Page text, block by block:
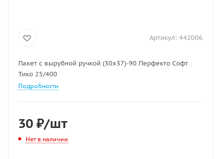
Артикул: 442006
Пакет с вырубной ручкой (30х37)-90 Перфекто Софт
Тико 25/400
Подробности
30 ₽/шт
Нет в наличии